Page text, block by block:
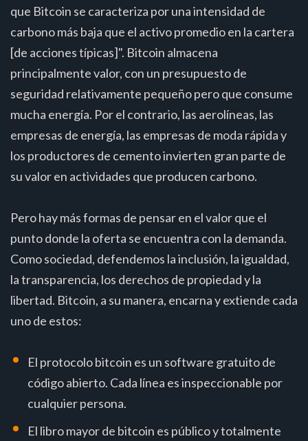
que Bitcoin se caracteriza por una intensidad de
carbono más baja que el activo promedio en la cartera
[de acciones típicas]". Bitcoin almacena
principalmente valor, con un presupuesto de
seguridad relativamente pequeño pero que consume
mucha energía. Por el contrario, las aerolíneas, las
empresas de energía, las empresas de moda rápida y
los productores de cemento invierten gran parte de
su valor en actividades que producen carbono.
Pero hay más formas de pensar en el valor que el
punto donde la oferta se encuentra con la demanda.
Como sociedad, defendemos la inclusión, la igualdad,
la transparencia, los derechos de propiedad y la
libertad. Bitcoin, a su manera, encarna y extiende cada
uno de estos:
El protocolo bitcoin es un software gratuito de
código abierto. Cada línea es inspeccionable por
cualquier persona.
El libro mayor de bitcoin es público y totalmente